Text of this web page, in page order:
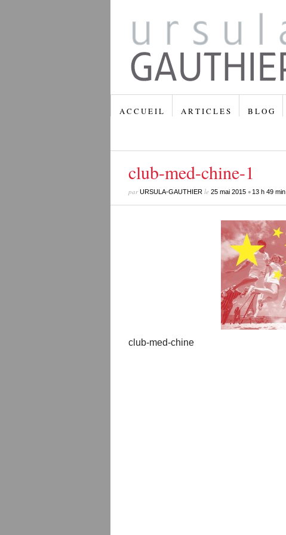
A C C U E I L A R T I C L E S B L O G
club-med-chine-1
parURSULA-GAUTHIERle 25 mai 2015• 13 h 49 min
club-med-chine